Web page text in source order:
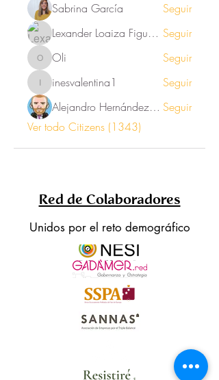
Sabrina García
Seguir
Lexander Loaiza Figueroa Seguir
Oli Oli Seguir
inesvalentina1
inesvalentina1
Seguir
Alejandro Hernández Renner Seguir
Ver todo Citizens (1343)
Red de Colaboradores
Unidos por el reto demográfico